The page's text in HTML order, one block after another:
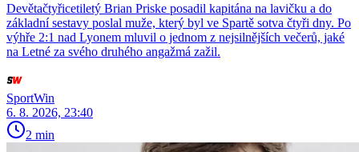
Devětačtyřicetiletý Brian Priske posadil kapitána na lavičku a do
základní sestavy poslal muže, který byl ve Spartě sotva čtyři dny. Po
výhře 2:1 nad Lyonem mluvil o jednom z nejsilnějších večerů, jaké
na Letné za svého druhého angažmá zažil.
SportWin
6. 8. 2026, 23:40
2 min